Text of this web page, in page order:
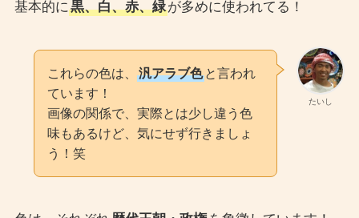
基本的に 黒、白、赤、緑が多めに使われてる！
たいし
これらの色は、汎アラブ色 と言われ
ています！
画像の関係で、実際とは少し違う色
味もあるけど、気にせず行きましょ
う！笑